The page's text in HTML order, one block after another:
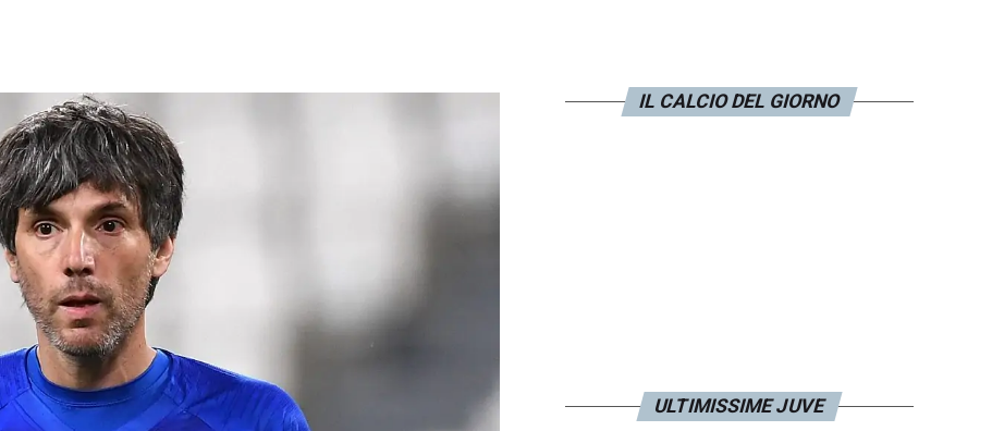
IL CALCIO DEL GIORNO
ULTIMISSIME JUVE